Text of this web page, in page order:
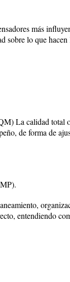
más
lo que
La calidad total
de forma de
entendiendo